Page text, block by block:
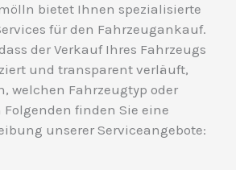
bietet Ihnen spezialisierte
für den Fahrzeugankauf.
der Verkauf Ihres Fahrzeugs
und transparent verläuft,
welchen Fahrzeugtyp oder
finden Sie eine
unserer Serviceangebote: